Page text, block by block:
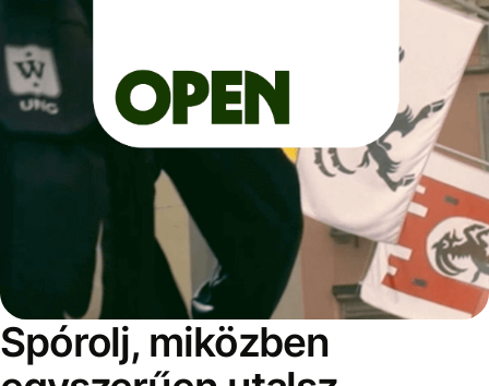
Spórolj, miközben